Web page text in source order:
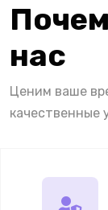
нас
Ценим ваше
качественные